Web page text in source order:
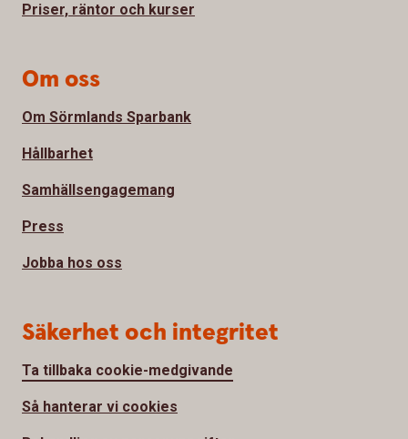
Priser, räntor och kurser
Om oss
Om Sörmlands Sparbank
Hållbarhet
Samhällsengagemang
Press
Jobba hos oss
Säkerhet och integritet
Ta tillbaka cookie-medgivande
Så hanterar vi cookies